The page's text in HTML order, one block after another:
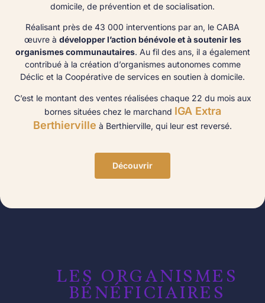
domicile, de prévention et de socialisation.
Réalisant près de 43 000 interventions par an, le CABA
œuvre à développer l’action bénévole et à soutenir les
organismes communautaires. Au fil des ans, il a également
contribué à la création d’organismes autonomes comme
Déclic et la Coopérative de services en soutien à domicile.
C’est le montant des ventes réalisées chaque 22 du mois aux
bornes situées chez le marchand IGA Extra
Berthierville à Berthierville, qui leur est reversé.
Découvrir
LES ORGANISMES
BÉNÉFICIAIRES